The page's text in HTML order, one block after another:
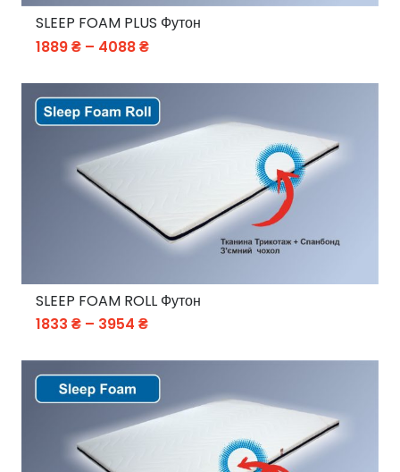
SLEEP FOAM PLUS Футон
1889₴ – 4088₴Price
1889 ₴
through
4088 ₴
SLEEP FOAM ROLL Футон
1833 ₴ – 3954 ₴Price
1833 ₴
through
3954 ₴